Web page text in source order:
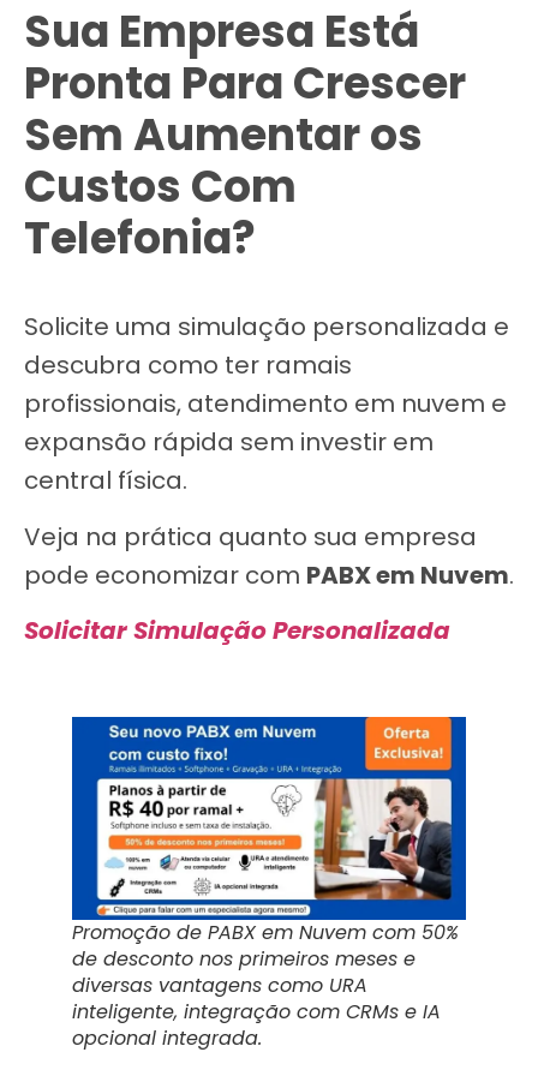
Sua Empresa Está
Pronta Para Crescer
Sem Aumentar os
Custos Com
Telefonia?
Solicite uma simulação personalizada e
descubra como ter ramais
profissionais, atendimento em nuvem e
expansão rápida sem investir em
central física.
Veja na prática quanto sua empresa
pode economizar com PABX em Nuvem.
Solicitar Simulação Personalizada
Promoção de PABX em Nuvem com 50%
de desconto nos primeiros meses e
diversas vantagens como URA
inteligente, integração com CRMs e IA
opcional integrada.